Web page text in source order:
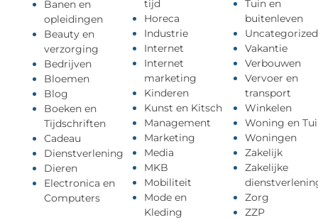
Banen en
opleidingen
Beauty en
verzorging
Bedrijven
Bloemen
Blog
Boeken en
Tijdschriften
Cadeau
Dienstverlening
Dieren
Electronica en
Computers
tijd
Horeca
Industrie
Internet
Internet
marketing
Kinderen
Kunst en Kitsch
Management
Marketing
Media
MKB
Mobiliteit
Mode en
Kleding
Tuin en
buitenleven
Uncategorized
Vakantie
Verbouwen
Vervoer en
transport
Winkelen
Woning en
Woningen
Zakelijk
Zakelijke
Zorg
ZZP